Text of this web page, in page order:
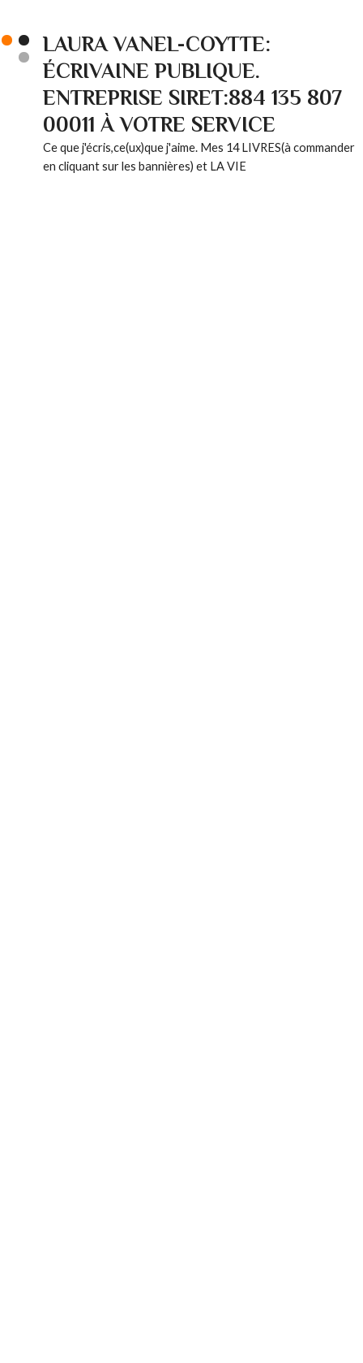
LAURA VANEL-COYTTE:
ÉCRIVAINE PUBLIQUE.
ENTREPRISE SIRET:884 135 807
00011 À VOTRE SERVICE
Ce que j'écris,ce(ux)que j'aime. Mes 14 LIVRES(à commander
en cliquant sur les bannières) et LA VIE